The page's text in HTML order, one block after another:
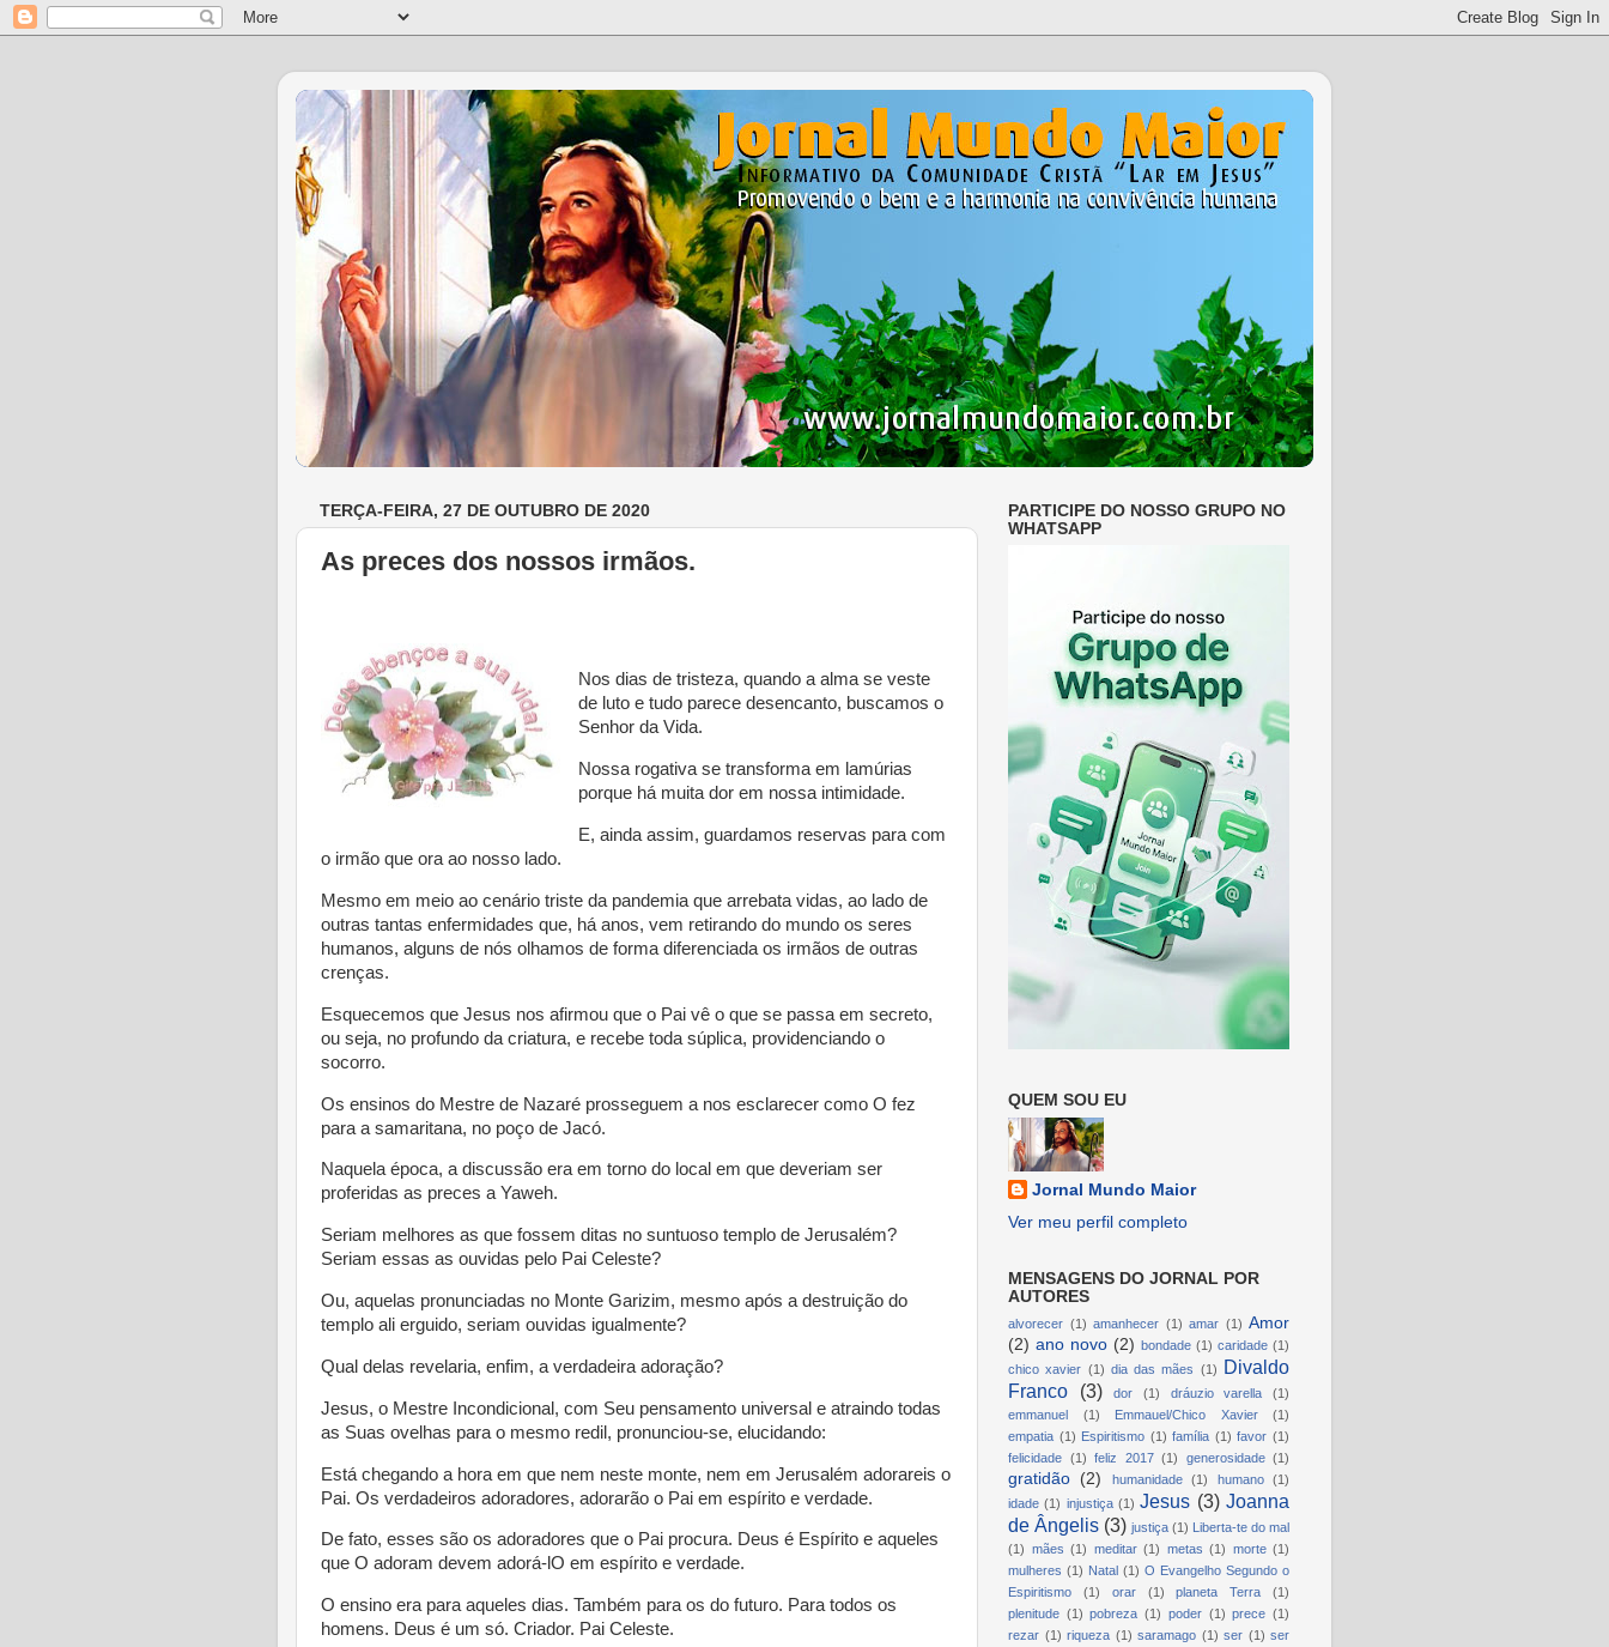
TERÇA-FEIRA, 27 DE OUTUBRO DE 2020
As preces dos nossos irmãos.
Nos dias de tristeza, quando a alma se veste
de luto e tudo parece desencanto, buscamos o
Senhor da Vida.
Nossa rogativa se transforma em lamúrias
porque há muita dor em nossa intimidade.
E, ainda assim, guardamos reservas para com
o irmão que ora ao nosso lado.
Mesmo em meio ao cenário triste da pandemia que arrebata vidas, ao lado de
outras tantas enfermidades que, há anos, vem retirando do mundo os seres
humanos, alguns de nós olhamos de forma diferenciada os irmãos de outras
crenças.
Esquecemos que Jesus nos afirmou que o Pai vê o que se passa em secreto,
ou seja, no profundo da criatura, e recebe toda súplica, providenciando o
socorro.
Os ensinos do Mestre de Nazaré prosseguem a nos esclarecer como O fez
para a samaritana, no poço de Jacó.
Naquela época, a discussão era em torno do local em que deveriam ser
proferidas as preces a Yaweh.
Seriam melhores as que fossem ditas no suntuoso templo de Jerusalém?
Seriam essas as ouvidas pelo Pai Celeste?
Ou, aquelas pronunciadas no Monte Garizim, mesmo após a destruição do
templo ali erguido, seriam ouvidas igualmente?
Qual delas revelaria, enfim, a verdadeira adoração?
Jesus, o Mestre Incondicional, com Seu pensamento universal e atraindo todas
as Suas ovelhas para o mesmo redil, pronunciou-se, elucidando:
Está chegando a hora em que nem neste monte, nem em Jerusalém adorareis o
Pai. Os verdadeiros adoradores, adorarão o Pai em espírito e verdade.
De fato, esses são os adoradores que o Pai procura. Deus é Espírito e aqueles
que O adoram devem adorá-lO em espírito e verdade.
O ensino era para aqueles dias. Também para os do futuro. Para todos os
homens. Deus é um só. Criador. Pai Celeste.
PARTICIPE DO NOSSO GRUPO NO
WHATSAPP
QUEM SOU EU
Jornal Mundo Maior
Ver meu perfil completo
MENSAGENS DO JORNAL POR
AUTORES
alvorecer (1) amanhecer (1) amar (1) Amor
(2) ano novo (2) bondade (1) caridade (1)
chico xavier (1) dia das mães (1) Divaldo
Franco
(3) dor (1) dráuzio varella
(1)
emmanuel
(1) Emmauel/Chico Xavier
(1)
empatia (1) Espiritismo (1) família (1) favor (1)
felicidade (1) feliz 2017 (1) generosidade (1)
gratidão (2) humanidade (1) humano
(1)
idade (1) injustiça (1) Jesus (3) Joanna
de Ângelis (3) justiça (1)
Liberta-te do mal
(1) mães (1) meditar (1) metas (1) morte (1)
mulheres (1) Natal (1) O Evangelho Segundo o
Espiritismo
(1) orar (1) planeta Terra
(1)
plenitude (1) pobreza (1) poder (1) prece (1)
rezar (1) riqueza (1) saramago (1) ser (1) ser